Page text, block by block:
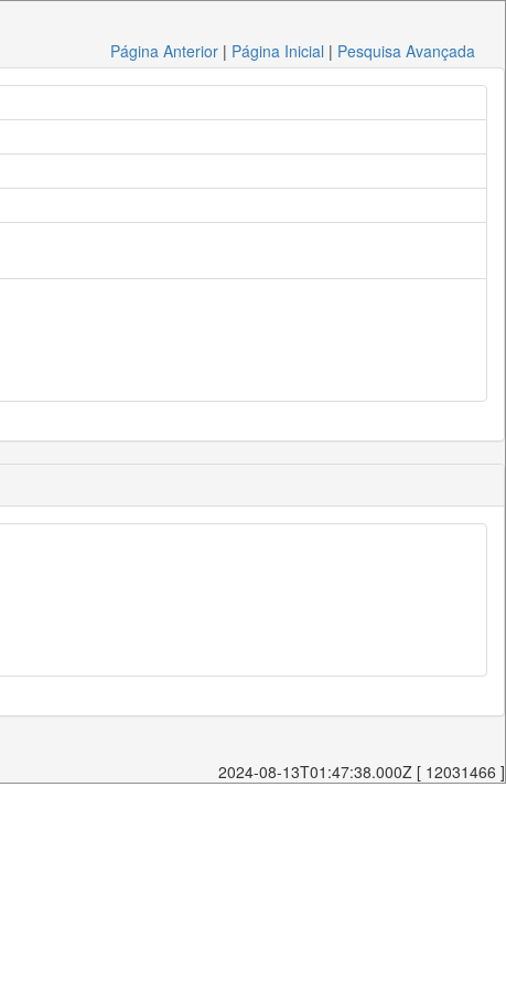
Página Anterior | Página Inicial | Pesquisa Avançada
2024-08-13T01:47:38.000Z [ 12031466 ]